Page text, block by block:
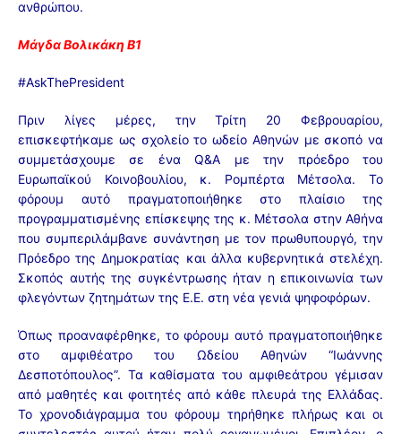
ανθρώπου.
Μάγδα Βολικάκη Β1
#AskThePresident
Πριν λίγες μέρες, την Τρίτη 20 Φεβρουαρίου,
επισκεφτήκαμε ως σχολείο το ωδείο Αθηνών με σκοπό να
συμμετάσχουμε σε ένα Q&A με την πρόεδρο του
Ευρωπαϊκού Κοινοβουλίου, κ. Ρομπέρτα Μέτσολα. Το
φόρουμ αυτό πραγματοποιήθηκε στο πλαίσιο της
προγραμματισμένης επίσκεψης της κ. Μέτσολα στην Αθήνα
που συμπεριλάμβανε συνάντηση με τον πρωθυπουργό, την
Πρόεδρο της Δημοκρατίας και άλλα κυβερνητικά στελέχη.
Σκοπός αυτής της συγκέντρωσης ήταν η επικοινωνία των
φλεγόντων ζητημάτων της Ε.Ε. στη νέα γενιά ψηφοφόρων.
Όπως προαναφέρθηκε, το φόρουμ αυτό πραγματοποιήθηκε
στο αμφιθέατρο του Ωδείου Αθηνών “Ιωάννης
Δεσποτόπουλος”. Τα καθίσματα του αμφιθεάτρου γέμισαν
από μαθητές και φοιτητές από κάθε πλευρά της Ελλάδας.
Το χρονοδιάγραμμα του φόρουμ τηρήθηκε πλήρως και οι